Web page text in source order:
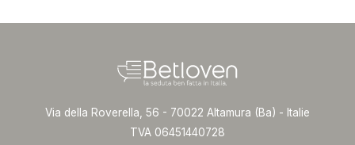
Via della Roverella, 56 - 70022 Altamura (Ba) - Italie
TVA 06451440728